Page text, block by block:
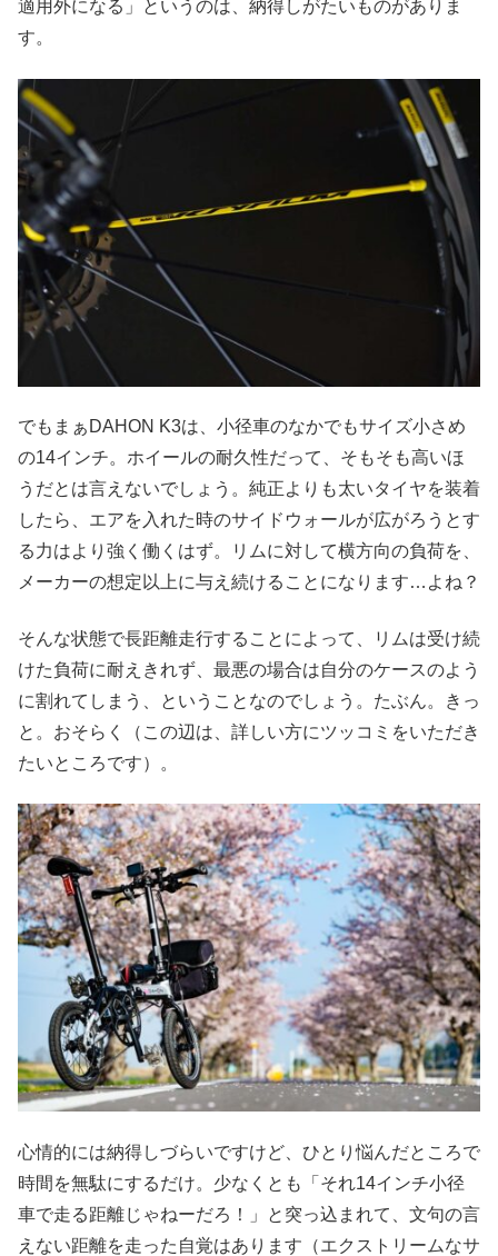
適用外になる」というのは、納得しがたいものがありま
す。
でもまぁDAHON K3は、小径車のなかでもサイズ小さめ
の14インチ。ホイールの耐久性だって、そもそも高いほ
うだとは言えないでしょう。純正よりも太いタイヤを装着
したら、エアを入れた時のサイドウォールが広がろうとす
る力はより強く働くはず。リムに対して横方向の負荷を、
メーカーの想定以上に与え続けることになります…よね？
そんな状態で長距離走行することによって、リムは受け続
けた負荷に耐えきれず、最悪の場合は自分のケースのよう
に割れてしまう、ということなのでしょう。たぶん。きっ
と。おそらく（この辺は、詳しい方にツッコミをいただき
たいところです）。
心情的には納得しづらいですけど、ひとり悩んだところで
時間を無駄にするだけ。少なくとも「それ14インチ小径
車で走る距離じゃねーだろ！」と突っ込まれて、文句の言
えない距離を走った自覚はあります（エクストリームなサ